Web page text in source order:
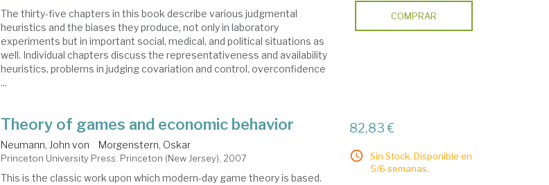
The thirty-five chapters in this book describe various judgmental
heuristics and the biases they produce, not only in laboratory
experiments but in important social, medical, and political situations as
well. Individual chapters discuss the representativeness and availability
heuristics, problems in judging covariation and control, overconfidence
...
COMPRAR
Theory of games and economic behavior
Neumann, John von Morgenstern, Oskar
Princeton University Press. Princeton (New Jersey), 2007
This is the classic work upon which modern-day game theory is based.
82,83 €
Sin Stock. Disponible en
5/6 semanas.